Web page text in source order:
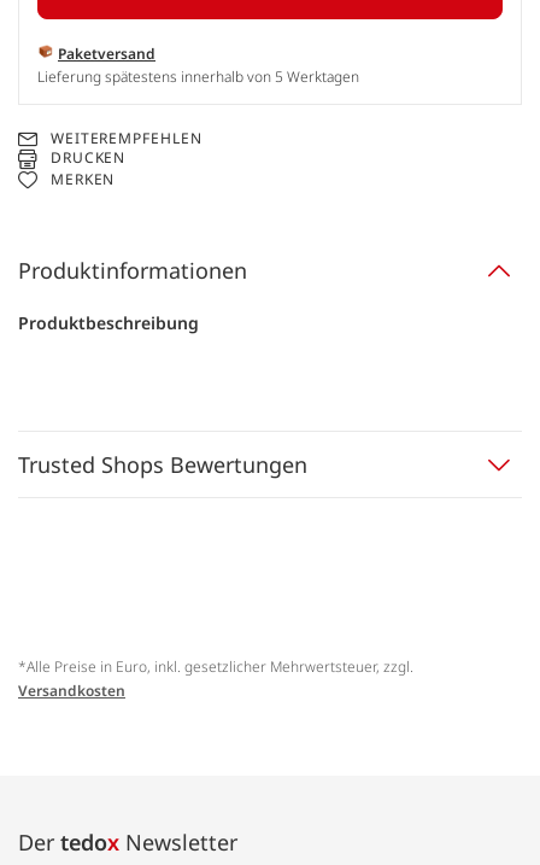
Paketversand
Lieferung spätestens innerhalb von 5 Werktagen
WEITEREMPFEHLEN
DRUCKEN
MERKEN
Produktinformationen
Produktbeschreibung
Trusted Shops Bewertungen
*Alle Preise in Euro, inkl. gesetzlicher Mehrwertsteuer, zzgl.
Versandkosten
Der tedox Newsletter